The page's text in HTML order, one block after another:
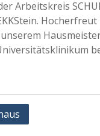
Arbeitskreis